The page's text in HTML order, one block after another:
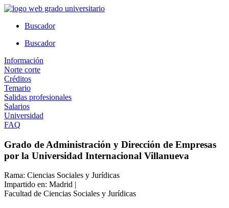
Ir
contenidoBuscador
Buscador
Información
Norte corte
Créditos
Temario
Salidas profesionales
Salarios
Universidad
FAQ
Grado de Administración y Dirección de Empresas
por la Universidad Internacional Villanueva
Rama: Ciencias Sociales y Jurídicas
Impartido en: Madrid |
Facultad de Ciencias Sociales y Jurídicas